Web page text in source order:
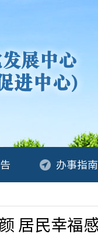
办事指南
居民幸福